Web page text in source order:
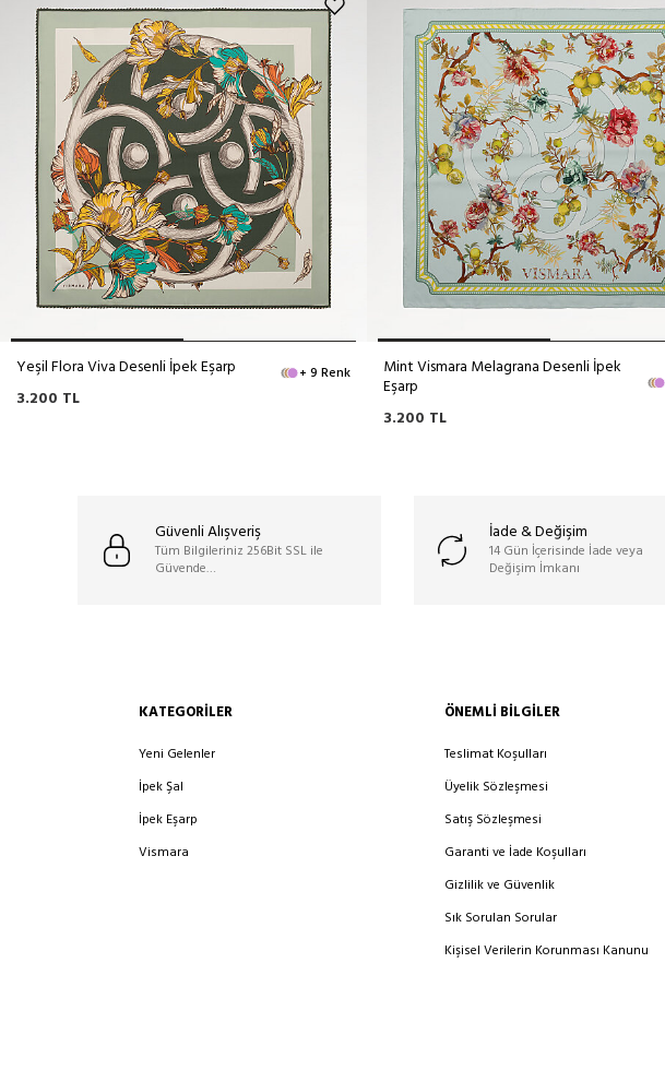
Yeşil Flora Viva Desenli İpek Eşarp + 9 Renk
3.200 TL
Mint Vismara Melagrana Desenli İpek
Eşarp
3.200 TL
Güvenli Alışveriş
Tüm Bilgileriniz 256Bit SSL ile
Güvende…
İade & Değişim
14 Gün İçerisinde İade veya
Değişim İmkanı
KATEGORILER
Yeni Gelenler
İpek Şal
İpek Eşarp
Vismara
ÖNEMLI BILGILER
Teslimat Koşulları
Üyelik Sözleşmesi
Satış Sözleşmesi
Garanti ve İade Koşulları
Gizlilik ve Güvenlik
Sık Sorulan Sorular
Kişisel Verilerin Korunması Kanunu